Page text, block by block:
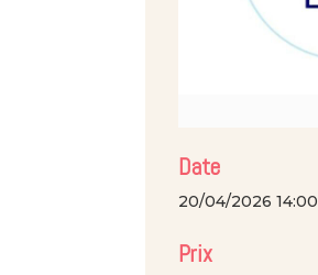
Date
20/04/2026 14:00
Prix